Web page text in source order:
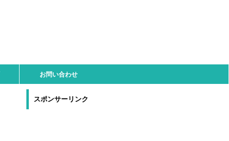
お問い合わせ
スポンサーリンク